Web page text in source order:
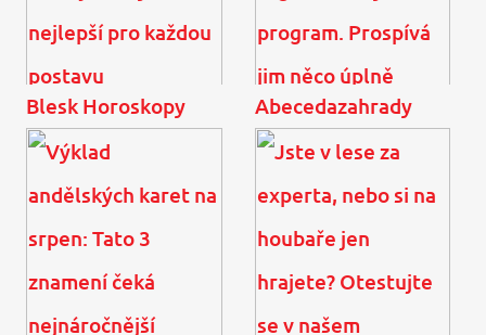
Plavky z výprodejů na
poslední chvíli? Našli
jsme ty nejlepší pro
každou postavu
Psycholožka: Děti
nepotřebují neustále
organizovaný program.
Prospívá jim něco úplně
...
Blesk Horoskopy Abecedazahrady